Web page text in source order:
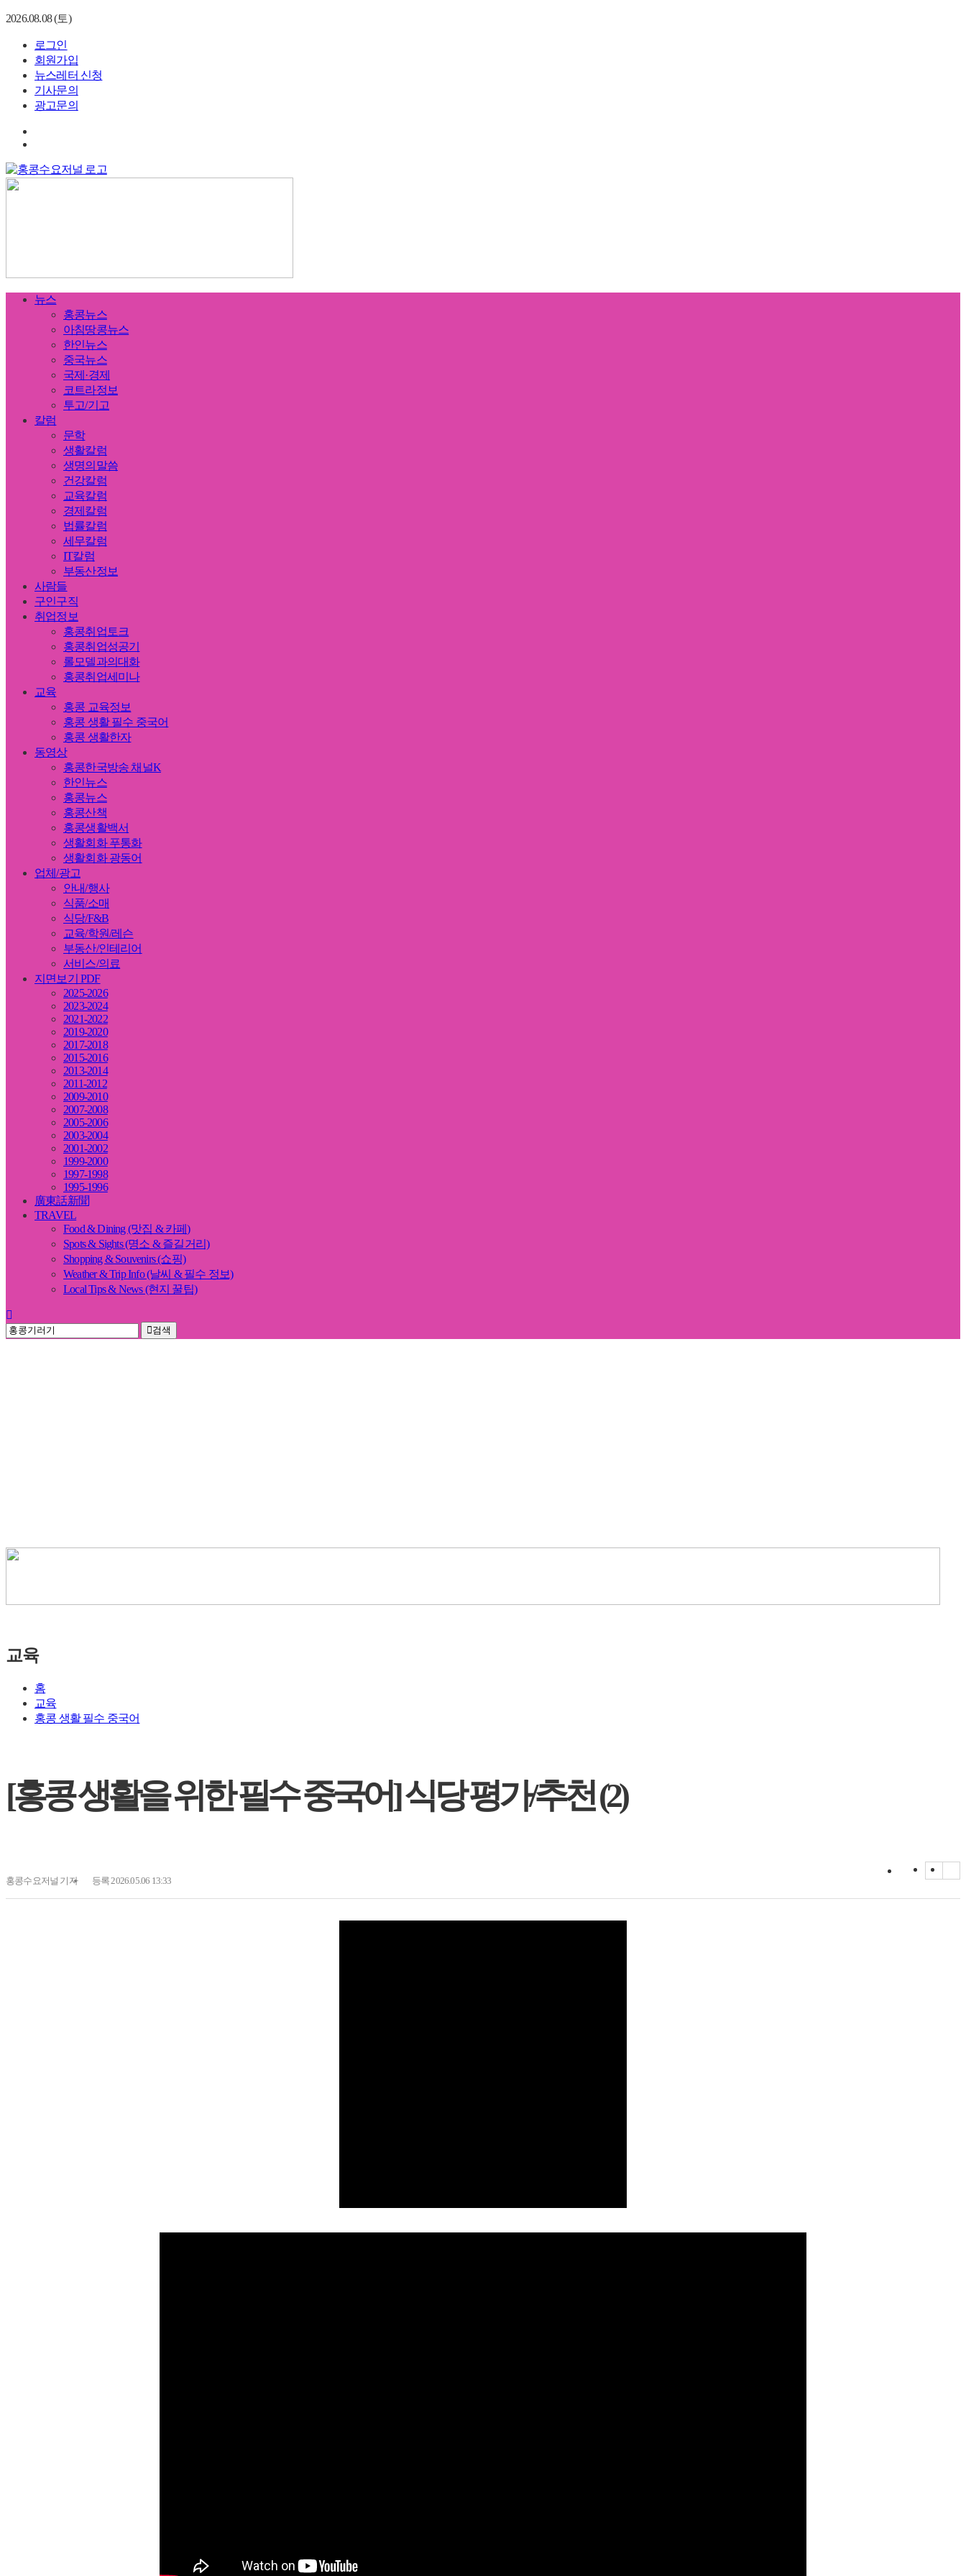
2026.08.08 (토)
로그인
회원가입
뉴스레터 신청
기사문의
광고문의
뉴스
홍콩뉴스
아침땅콩뉴스
한인뉴스
중국뉴스
국제·경제
코트라정보
투고/기고
칼럼
문학
생활칼럼
생명의말씀
건강칼럼
교육칼럼
경제칼럼
법률칼럼
세무칼럼
IT칼럼
부동산정보
사람들
구인구직
취업정보
홍콩취업토크
홍콩취업성공기
롤모델과의대화
홍콩취업세미나
교육
홍콩 교육정보
홍콩 생활 필수 중국어
홍콩 생활한자
동영상
홍콩한국방송 채널K
한인뉴스
홍콩뉴스
홍콩산책
홍콩생활백서
생활회화 푸통화
생활회화 광동어
업체/광고
안내/행사
식품/소매
식당/F&B
교육/학원/레슨
부동산/인테리어
서비스/의료
지면보기 PDF
2025-2026
2023-2024
2021-2022
2019-2020
2017-2018
2015-2016
2013-2014
2011-2012
2009-2010
2007-2008
2005-2006
2003-2004
2001-2002
1999-2000
1997-1998
1995-1996
廣東話新聞
TRAVEL
Food & Dining (맛집 & 카페)
Spots & Sights (명소 & 즐길거리)
Shopping & Souvenirs (쇼핑)
Weather & Trip Info (날씨 & 필수 정보)
Local Tips & News (현지 꿀팁)
검색
교육
홈
교육
홍콩 생활 필수 중국어
[홍콩 생활을 위한 필수 중국어] 식당 평가/추천 (2)
홍콩수요저널 기자 등록 2026.05.06 13:33